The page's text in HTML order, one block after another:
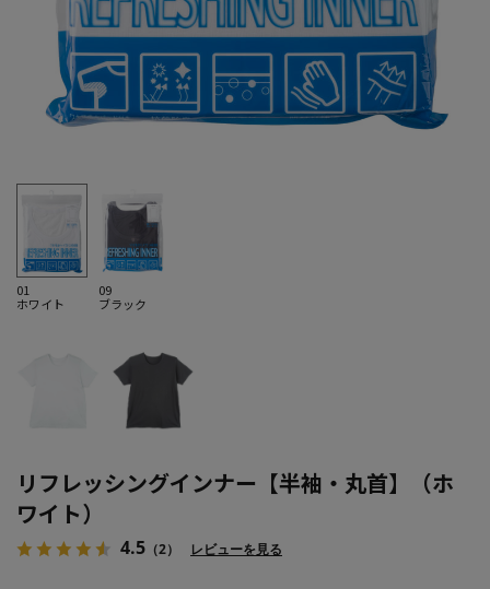
01
ホワイト
09
ブラック
リフレッシングインナー【半袖・丸首】（ホ
ワイト）
4.5 （2） レビューを見る